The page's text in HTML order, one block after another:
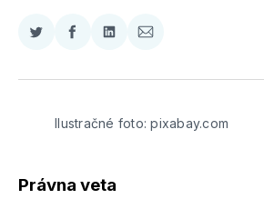
Zdieľať
Twitter
Zdieľať
Facebooku
Zdieľať
LinkedIne
Zdieľať
E-
Ilustračné foto: pixabay.com
Právna veta